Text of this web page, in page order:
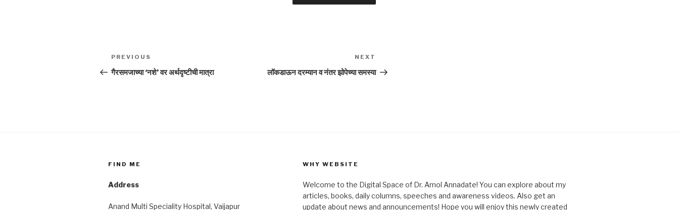
Post
navigation
Previous
Post
PREVIOUS
गैरसमजाच्या ‘नशे’ वर अर्थदृष्टीची मात्रा
Post
NEXT
लॉकडाऊन दरम्यान व नंतर झोपेच्या समस्या
FIND ME
Address
Anand Multi Speciality Hospital, Vaijapur
WHY WEBSITE
Welcome to the Digital Space of Dr. Amol Annadate! You can explore about my
articles, books, daily columns, speeches and awareness videos. Also get an
update about news and announcements! Hope you will enjoy this newly created